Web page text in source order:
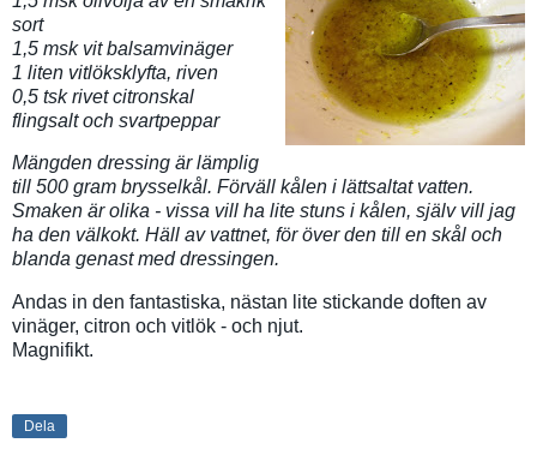
sort
1,5 msk vit balsamvinäger
1 liten vitlöksklyfta, riven
0,5 tsk rivet citronskal
flingsalt och svartpeppar
Mängden dressing är lämplig
till 500 gram brysselkål. Förväll kålen i lättsaltat vatten.
Smaken är olika - vissa vill ha lite stuns i kålen, själv vill jag
ha den välkokt. Häll av vattnet, för över den till en skål och
blanda genast med dressingen.
Andas in den fantastiska, nästan lite stickande doften av
vinäger, citron och vitlök - och njut.
Magnifikt.
Dela